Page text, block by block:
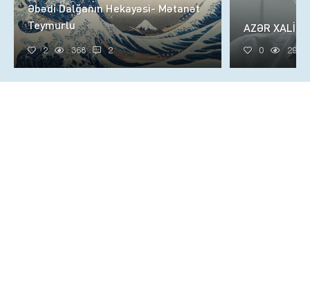
Əbədi Dalğanın Hekayəsi- Mətanət
Teymurlu
2 368 2
AZƏR
0 298